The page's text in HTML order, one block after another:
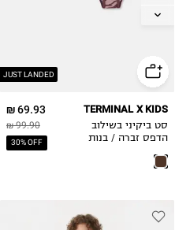
JUST LANDED
6-7Y
12-13
69.93 ₪
99.90 ₪
30% OFF
TERMINAL X KIDS
סט ביקיני בשילוב
הדפס זברה / בנות